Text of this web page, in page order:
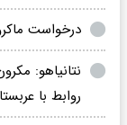
درخواست
نتانیاهو:
روابط با